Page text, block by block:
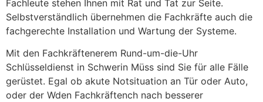
Fachleute stehen Ihnen mit Rat und Tat zur Seite.
Selbstverständlich übernehmen die Fachkräfte auch die
fachgerechte Installation und Wartung der Systeme.
Mit den Fachkräftenerem Rund-um-die-Uhr
Schlüsseldienst in Schwerin Müss sind Sie für alle Fälle
gerüstet. Egal ob akute Notsituation an Tür oder Auto,
oder der Wden Fachkräftench nach besserer